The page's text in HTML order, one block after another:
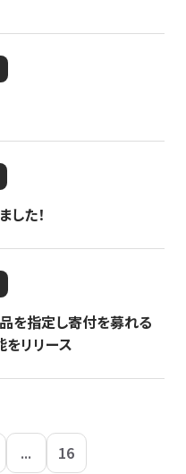
た！
を指定し寄付を募れる
をリリース
... 16